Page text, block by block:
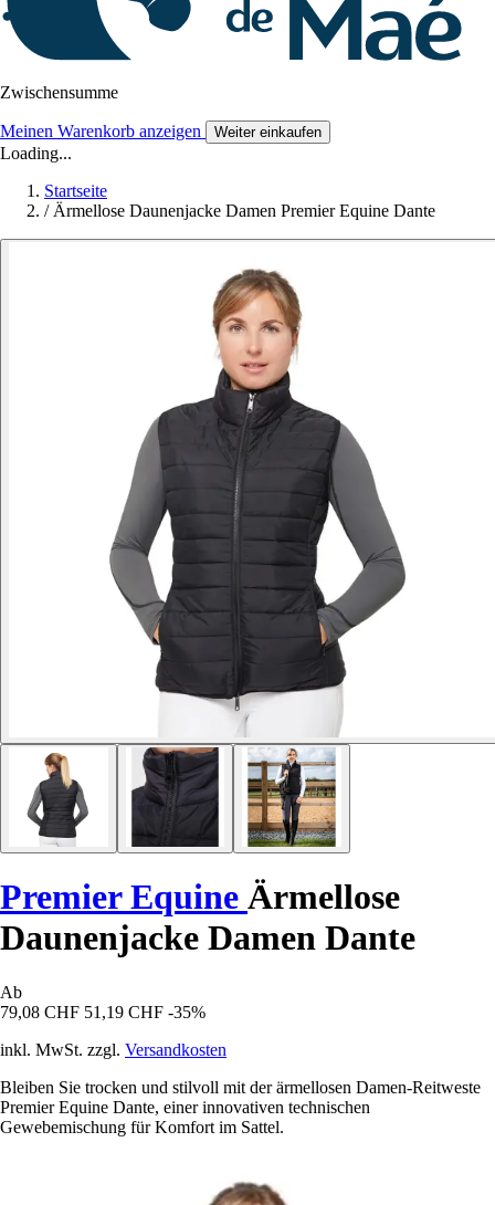
Zwischensumme
Meinen Warenkorb anzeigen Weiter einkaufen
Loading...
Startseite
/ Ärmellose Daunenjacke Damen Premier Equine Dante
Premier Equine Ärmellose
Daunenjacke Damen Dante
Ab
79,08 CHF 51,19 CHF -35%
inkl. MwSt. zzgl. Versandkosten
Bleiben Sie trocken und stilvoll mit der ärmellosen Damen-Reitweste
Premier Equine Dante, einer innovativen technischen
Gewebemischung für Komfort im Sattel.